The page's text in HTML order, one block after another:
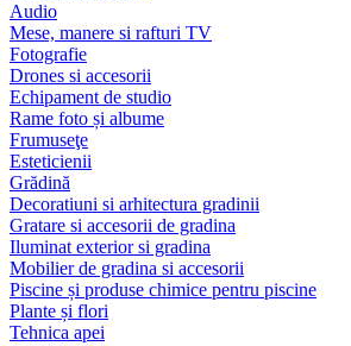
Audio
Mese, manere si rafturi TV
Fotografie
Drones si accesorii
Echipament de studio
Rame foto și albume
Frumuseţe
Esteticienii
Grădină
Decoratiuni si arhitectura gradinii
Gratare si accesorii de gradina
Iluminat exterior si gradina
Mobilier de gradina si accesorii
Piscine și produse chimice pentru piscine
Plante și flori
Tehnica apei